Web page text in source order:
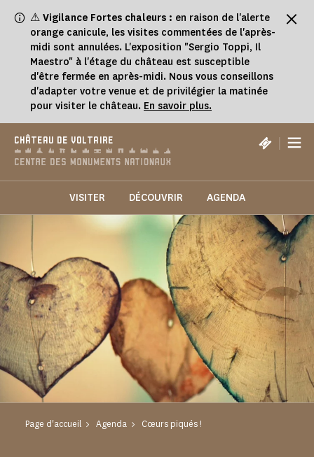
⚠ Vigilance Fortes chaleurs : en raison de l'alerte
orange canicule, les visites commentées de l'après-
midi sont annulées. L'exposition "Sergio Toppi, Il
Maestro" à l'étage du château est susceptible
d'être fermée en après-midi. Nous vous conseillons
d'adapter votre venue et de privilégier la matinée
pour visiter le château. En savoir plus.
CHÂTEAU DE VOLTAIRE |
VISITER DÉCOUVRIR AGENDA
Page d'accueil Agenda Cœurs piqués !